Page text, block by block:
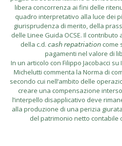
libera concorrenza ai fini delle
quadro interpretativo alla luce dei
giurisprudenza di merito, della
delle Linee Guida OCSE. Il
della c.d. 𝘤𝘢𝘴𝘩 𝘳𝘦𝘱𝘢𝘵𝘳𝘪𝘢𝘵𝘪𝘰𝘯
pagamenti nel valore di
In un articolo con Filippo Jacobacci su
Michelutti commenta la Norma di
secondo cui nell’ambito delle
creare una compensazione
l’interpello disapplicativo deve
alla produzione di una perizia
del patrimonio netto contabile